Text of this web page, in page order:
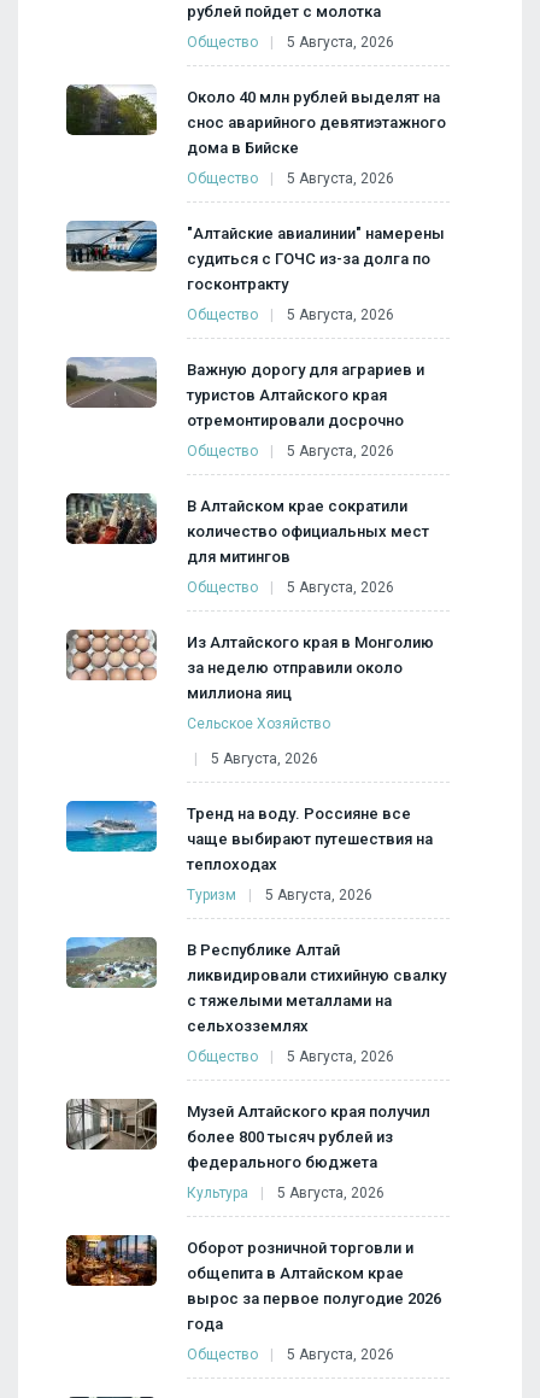
рублей пойдет с молотка
Общество 5 Августа, 2026
Около 40 млн рублей выделят на
снос аварийного девятиэтажного
дома в Бийске
Общество 5 Августа, 2026
"Алтайские авиалинии" намерены
судиться с ГОЧС из-за долга по
госконтракту
Общество 5 Августа, 2026
Важную дорогу для аграриев и
туристов Алтайского края
отремонтировали досрочно
Общество 5 Августа, 2026
В Алтайском крае сократили
количество официальных мест
для митингов
Общество 5 Августа, 2026
Из Алтайского края в Монголию
за неделю отправили около
миллиона яиц
Сельское Хозяйство
5 Августа, 2026
Тренд на воду. Россияне все
чаще выбирают путешествия на
теплоходах
Туризм 5 Августа, 2026
В Республике Алтай
ликвидировали стихийную свалку
с тяжелыми металлами на
сельхозземлях
Общество 5 Августа, 2026
Музей Алтайского края получил
более 800 тысяч рублей из
федерального бюджета
Культура 5 Августа, 2026
Оборот розничной торговли и
общепита в Алтайском крае
вырос за первое полугодие 2026
года
Общество 5 Августа, 2026